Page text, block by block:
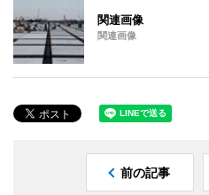
関連画像
関連画像
前の記事